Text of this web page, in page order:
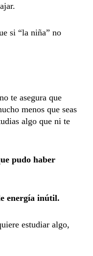
si “la niña” no
te asegura que
menos que seas
algo que ni te
pudo haber
energía inútil.
estudiar algo,